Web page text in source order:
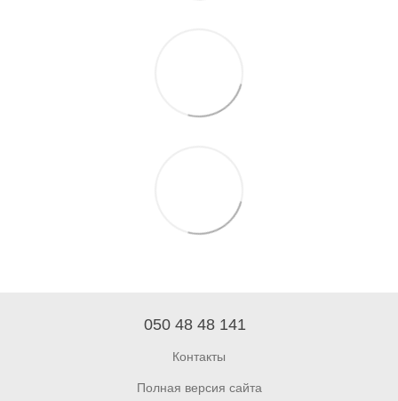
050 48 48 141
Контакты
Полная версия сайта